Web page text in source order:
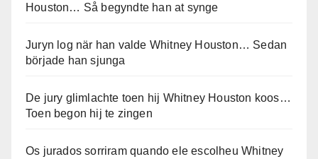
Houston… Så begyndte han at synge
Juryn log när han valde Whitney Houston… Sedan
började han sjunga
De jury glimlachte toen hij Whitney Houston koos…
Toen begon hij te zingen
Os jurados sorriram quando ele escolheu Whitney